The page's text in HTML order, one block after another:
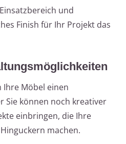
und
Finish für Ihr Projekt das
Möbel einen
Sie können noch kreativer
einbringen, die Ihre
machen.